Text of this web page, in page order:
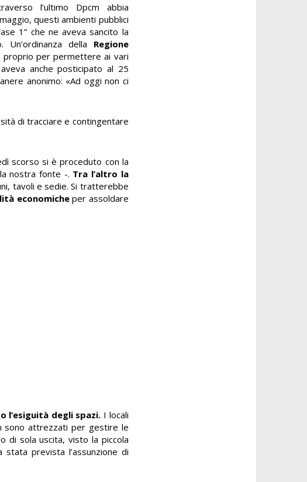
l’ultimo Dpcm abbia
questi ambienti pubblici
1” che ne aveva sancito la
della Regione
proprio per permettere ai vari
anche posticipato al 25
anonimo: «Ad oggi non ci
di tracciare e contingentare
scorso si è proceduto con la
nostra fonte -. Tra l’altro la
tavoli e sedie. Si tratterebbe
economicheper assoldare
l’esiguità degli spazi. I locali
sono attrezzati per gestire le
di sola uscita, visto la piccola
prevista l’assunzione di